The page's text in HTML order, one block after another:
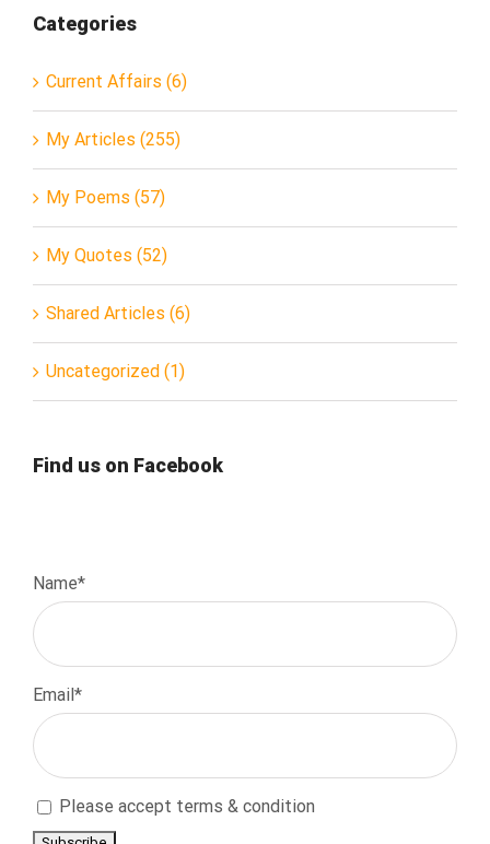
Categories
Current Affairs (6)
My Articles (255)
My Poems (57)
My Quotes (52)
Shared Articles (6)
Uncategorized (1)
Find us on Facebook
Name*
Email*
Please accept terms & condition